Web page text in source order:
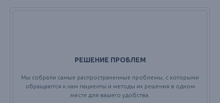
РЕШЕНИЕ ПРОБЛЕМ
Мы собрали самые распространенные проблемы, с которыми
обращаются к нам пациенты и методы их решения в одном
месте для вашего удобства.